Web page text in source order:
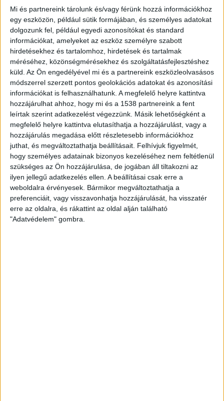
Mi és partnereink tárolunk és/vagy férünk hozzá információkhoz
egy eszközön, például sütik formájában, és személyes adatokat
dolgozunk fel, például egyedi azonosítókat és standard
információkat, amelyeket az eszköz személyre szabott
hirdetésekhez és tartalomhoz, hirdetések és tartalmak
méréséhez, közönségmérésekhez és szolgáltatásfejlesztéshez
küld. Az Ön engedélyével mi és a partnereink eszközleolvasásos
módszerrel szerzett pontos geolokációs adatokat és azonosítási
információkat is felhasználhatunk. A megfelelő helyre kattintva
hozzájárulhat ahhoz, hogy mi és a 1538 partnereink a fent
leírtak szerint adatkezelést végezzünk. Másik lehetőségként a
megfelelő helyre kattintva elutasíthatja a hozzájárulást, vagy a
hozzájárulás megadása előtt részletesebb információkhoz
juthat, és megváltoztathatja beállításait. Felhívjuk figyelmét,
hogy személyes adatainak bizonyos kezeléséhez nem feltétlenül
szükséges az Ön hozzájárulása, de jogában áll tiltakozni az
ilyen jellegű adatkezelés ellen. A beállításai csak erre a
weboldalra érvényesek. Bármikor megváltoztathatja a
preferenciáit, vagy visszavonhatja hozzájárulását, ha visszatér
erre az oldalra, és rákattint az oldal alján található
"Adatvédelem" gombra.
Két év sem kellett: máris nyugdíjba küldi utolsó
amerikai villanyautóját a Honda
Kilencmillió alatt indul a legolcsóbb elektromos
Volkswagen